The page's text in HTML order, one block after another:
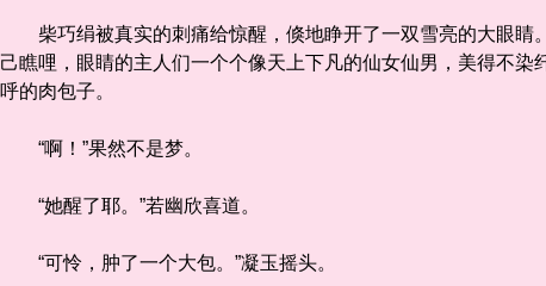
柴巧绢被真实的刺痛给惊醒，倏地睁开了一双雪亮的大眼睛
己瞧哩，眼睛的主人们一个个像天上下凡的仙女仙男，美得不
呼的肉包子。
“啊！”果然不是梦。
“她醒了耶。”若幽欣喜道。
“可怜，肿了一个大包。”凝玉摇头。